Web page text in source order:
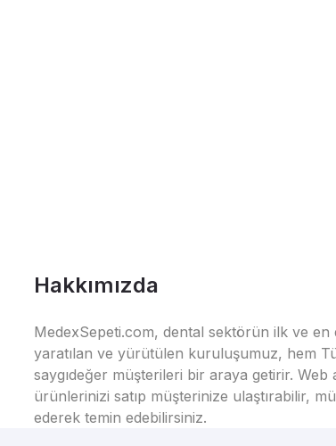
Hakkımızda
MedexSepeti.com, dental sektörün ilk ve en
yaratılan ve yürütülen kuruluşumuz, hem
saygıdeğer müşterileri bir araya getirir. Web
ürünlerinizi satıp müşterinize ulaştırabilir,
ederek temin edebilirsiniz.